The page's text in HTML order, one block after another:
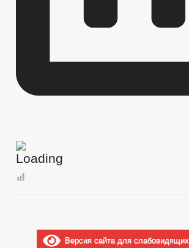
Версия сайта для слабовидящих